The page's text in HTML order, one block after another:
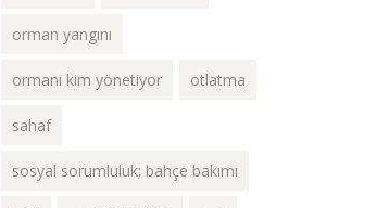
orman yangını
ormanı kim yönetiyor otlatma
sahaf
sosyal sorumluluk; bahçe bakımı